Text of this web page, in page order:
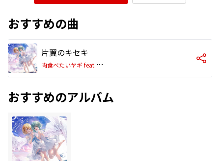
おすすめの曲
片翼のキセキ
肉
食べたいヤギ feat. 花響 琴 , Megpoid
おすすめのアルバム